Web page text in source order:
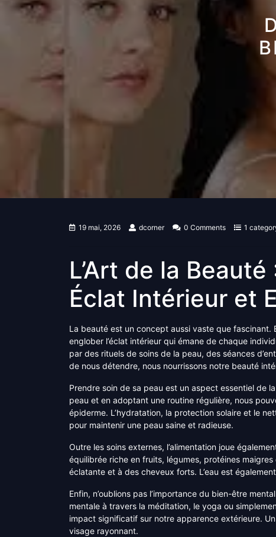
19 mai, 2026 dcorner 0 Comments 1
L’Art de la
Éclat Intérieur et
La beauté est un concept aussi vaste que fascinant.
englober l’éclat intérieur qui émane de chaque
par des rituels de soins de la peau, des séances
de nous détendre, nous nourrissons notre beauté
Prendre soin de sa peau est un aspect essentiel de
peau et en adoptant une routine régulière, nous
épiderme. L’hydratation, la protection solaire et le
pour maintenir une peau saine et radieuse.
Outre les soins externes, l’alimentation joue
équilibrée riche en fruits, légumes, protéines
éclatante et à des cheveux forts. L’eau est
Enfin, n’oublions pas l’importance du bien-être
mentale à travers la méditation, le yoga ou
impact significatif sur notre apparence extérieure.
visage rayonnant.